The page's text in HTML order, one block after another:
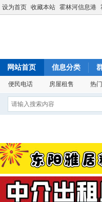
设为首页 收藏本站 霍林河信息港
网站首页 信息分类
便民电话 房屋租售 热